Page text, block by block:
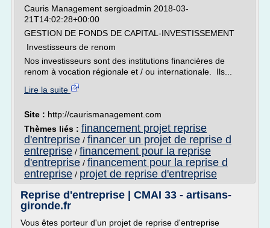
Cauris Management sergioadmin 2018-03-
21T14:02:28+00:00
GESTION DE FONDS DE CAPITAL-INVESTISSEMENT
Investisseurs de renom
Nos investisseurs sont des institutions financières de
renom à vocation régionale et / ou internationale. Ils...
Lire la suite
Site : http://caurismanagement.com
Thèmes liés : financement projet reprise
d'entreprise / financer un projet de reprise d
entreprise / financement pour la reprise
d'entreprise / financement pour la reprise d
entreprise / projet de reprise d'entreprise
Reprise d'entreprise | CMAI 33 - artisans-
gironde.fr
Vous êtes porteur d'un projet de reprise d'entreprise